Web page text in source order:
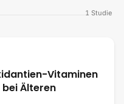
1 Studie
Vitaminen
Älteren